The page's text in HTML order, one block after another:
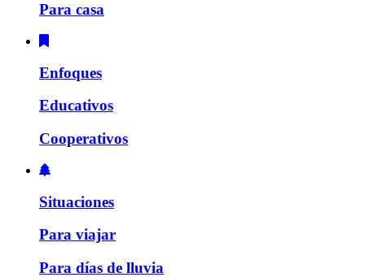
Para casa
Enfoques
Educativos
Cooperativos
Situaciones
Para viajar
Para días de lluvia